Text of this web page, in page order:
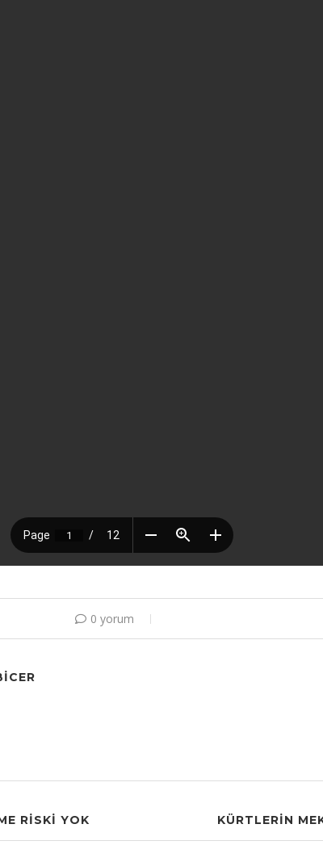
0 yorum
RISKI YOK
KÜRTLERIN